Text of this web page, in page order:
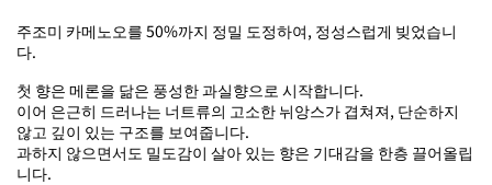
주조미 카메노오를 50%까지 정밀 도정하여, 정성스럽게 빚었습니
다.
첫 향은 메론을 닮은 풍성한 과실향으로 시작합니다.
이어 은근히 드러나는 너트류의 고소한 뉘앙스가 겹쳐져, 단순하지
않고 깊이 있는 구조를 보여줍니다.
과하지 않으면서도 밀도감이 살아 있는 향은 기대감을 한층 끌어올립
니다.